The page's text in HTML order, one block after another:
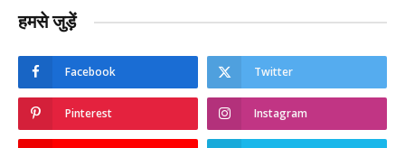
हमसे जुड़ें
Facebook Twitter
Pinterest Instagram